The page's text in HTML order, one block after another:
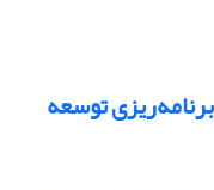
توسعه